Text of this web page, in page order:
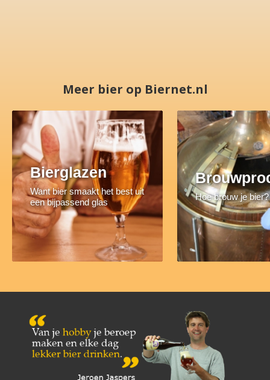
Meer bier op Biernet.nl
Bierglazen
Want bier smaakt het best uit
een bijpassend glas
Hoe brouw je bier?